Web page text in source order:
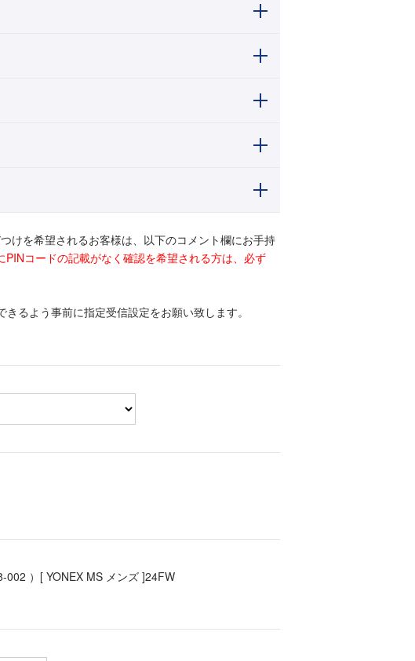
けを希望されるお客様は、以下のコメント欄にお手持
コードの記載がなく確認を希望される方は、必ず
るよう事前に指定受信設定をお願い致します。
002 ）[ YONEX MS メンズ ]24FW